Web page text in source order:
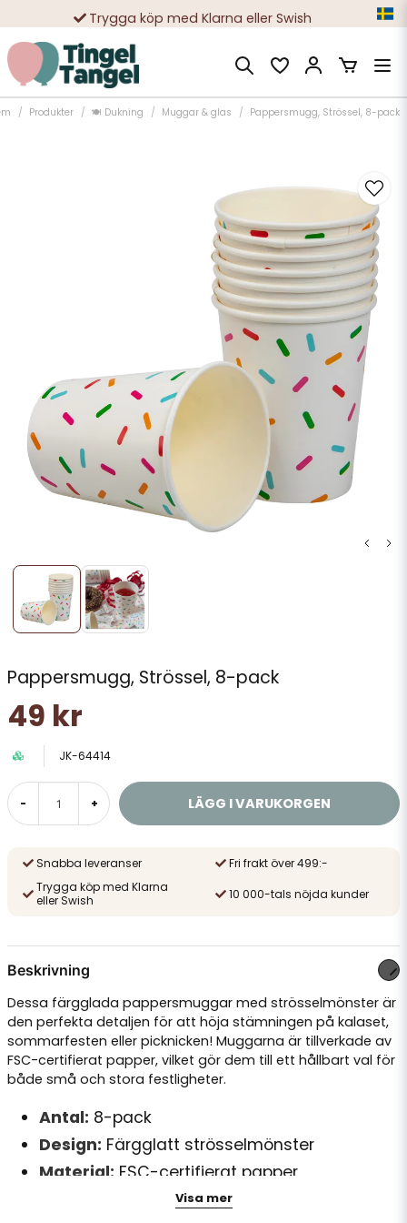
Trygga köp med Klarna eller Swish
10 000-tals nöjda kunder
Produkter 🍽️ Dukning Muggar & glas Pappersmugg, Strössel, 8-pack
Pappersmugg, Strössel, 8-pack
49 kr
JK-64414
- + LÄGG I VARUKORGEN
Snabba leveranser
Fri frakt över 499:-
Trygga köp med Klarna
eller Swish
10 000-tals nöjda kunder
Beskrivning
Dessa färgglada pappersmuggar med strösselmönster är
den perfekta detaljen för att höja stämningen på kalaset,
sommarfesten eller picknicken! Muggarna är tillverkade av
FSC-certifierat papper, vilket gör dem till ett hållbart val för
både små och stora festligheter.
Antal: 8-pack
Design: Färgglatt strösselmönster
Material: FSC-certifierat papper
Passar födelsedagskalas,
Visa mer